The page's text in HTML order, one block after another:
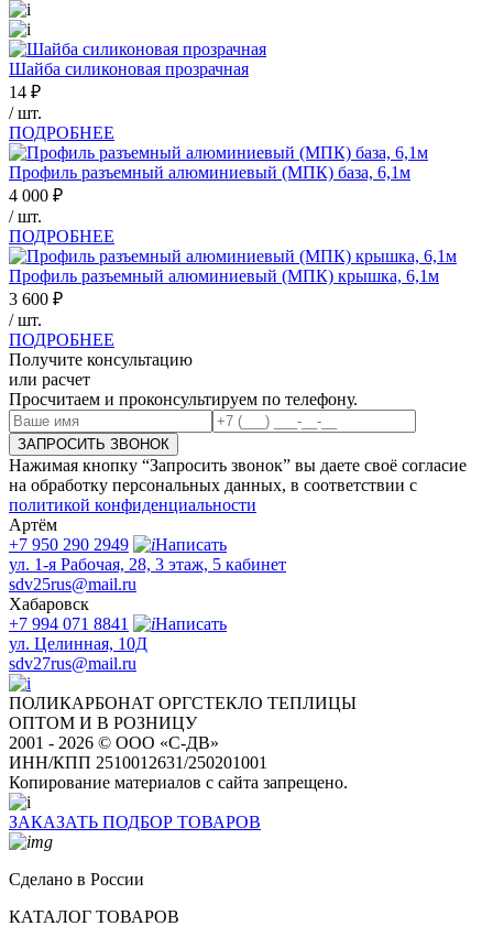
Шайба силиконовая прозрачная
14 ₽
/ шт.
ПОДРОБНЕЕ
Профиль разъемный алюминиевый (МПК) база, 6,1м
4 000 ₽
/ шт.
ПОДРОБНЕЕ
Профиль разъемный алюминиевый (МПК) крышка, 6,1м
3 600 ₽
/ шт.
ПОДРОБНЕЕ
Получите консультацию
или расчет
Просчитаем и проконсультируем по телефону.
ЗАПРОСИТЬ ЗВОНОК
Нажимая кнопку “Запросить звонок” вы даете своё согласие
на обработку персональных данных, в соответствии с
политикой конфиденциальности
Артём
+7 950 290 2949
Написать
ул. 1-я Рабочая, 28, 3 этаж, 5 кабинет
sdv25rus@mail.ru
Хабаровск
+7 994 071 8841
Написать
ул. Целинная, 10Д
sdv27rus@mail.ru
ПОЛИКАРБОНАТ ОРГСТЕКЛО ТЕПЛИЦЫ
ОПТОМ И В РОЗНИЦУ
2001 - 2026 © ООО «С-ДВ»
ИНН/КПП 2510012631/250201001
Копирование материалов с сайта запрещено.
ЗАКАЗАТЬ ПОДБОР ТОВАРОВ
Сделано в России
КАТАЛОГ ТОВАРОВ